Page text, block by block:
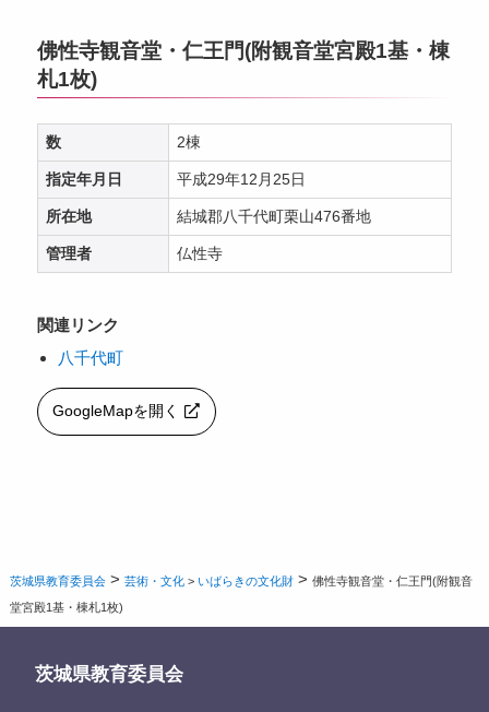
佛性寺観音堂・仁王門(附観音堂宮殿1基・棟
札1枚)
数 2棟
指定年月日 平成29年12月25日
所在地 結城郡八千代町栗山476番地
管理者 仏性寺
関連リンク
八千代町
GoogleMapを開く
茨城県教育委員会 >芸術・文化 > いばらきの文化財 >佛性寺観音堂・仁王門(附観音
堂宮殿1基・棟札1枚)
茨城県教育委員会